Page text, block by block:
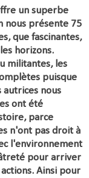
un superbe
nous présente 75
que fascinantes,
horizons.
militantes, les
puisque
nous
ont été
parce
n'ont pas droit à
l'environnement
pour arriver
Ainsi pour